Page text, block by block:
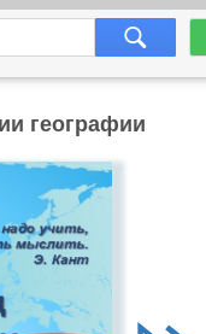
географии